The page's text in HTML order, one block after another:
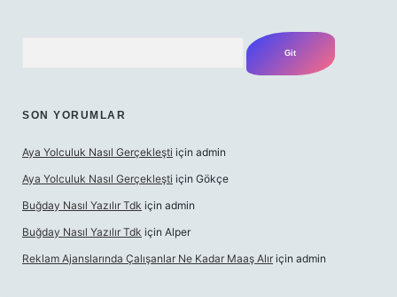
SON YORUMLAR
Aya Yolculuk Nasıl Gerçekleşti için admin
Aya Yolculuk Nasıl Gerçekleşti için Gökçe
Buğday Nasıl Yazılır Tdk için admin
Buğday Nasıl Yazılır Tdk için Alper
Reklam Ajanslarında Çalışanlar Ne Kadar Maaş Alır için admin